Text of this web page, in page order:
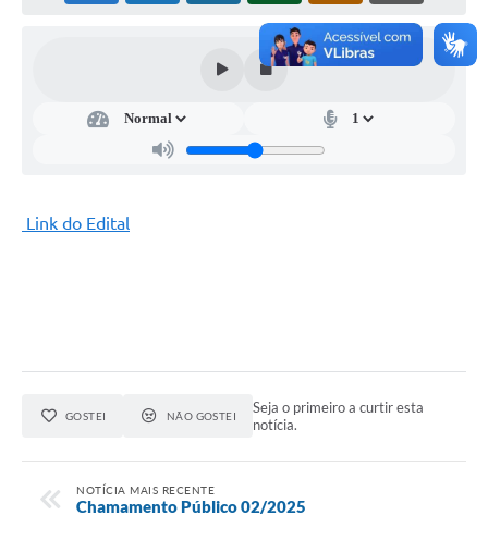
Link do Edital
GOSTEI NÃO GOSTEI
Seja o primeiro a curtir esta
notícia.
NOTÍCIA MAIS RECENTE
Chamamento Público 02/2025